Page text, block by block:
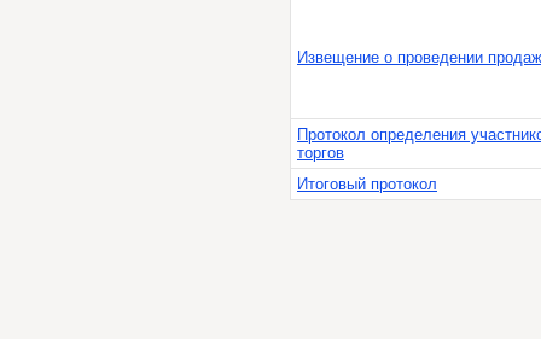
Извещение о проведении
Протокол определения
торгов
Итоговый протокол